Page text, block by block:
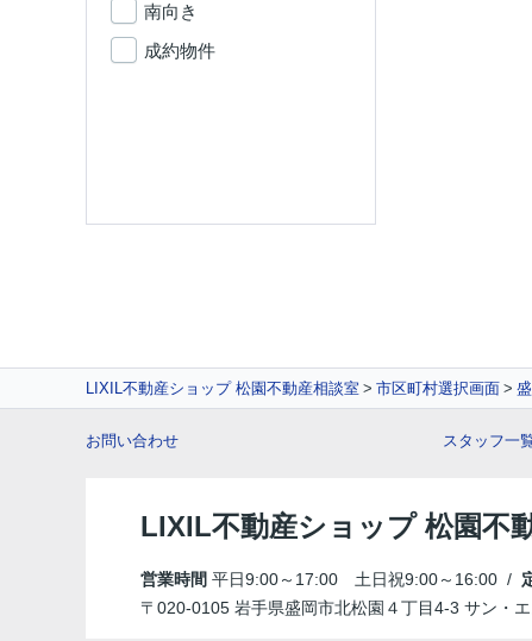
南向き
成約物件
LIXIL不動産ショップ 松園不動産相談室 市区町村選択画面
お問い合わせ スタッフ一
LIXIL不動産ショップ 松園不
営業時間 平日9:00～17:00 土日祝9:00～16:00 /
〒020-0105 岩手県盛岡市北松園４丁目4-3 サン・